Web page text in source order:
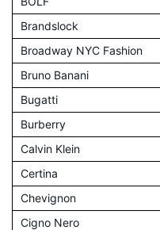
Brandslock
Broadway NYC Fashion
Bruno Banani
Bugatti
Burberry
Calvin Klein
Certina
Chevignon
Cigno Nero